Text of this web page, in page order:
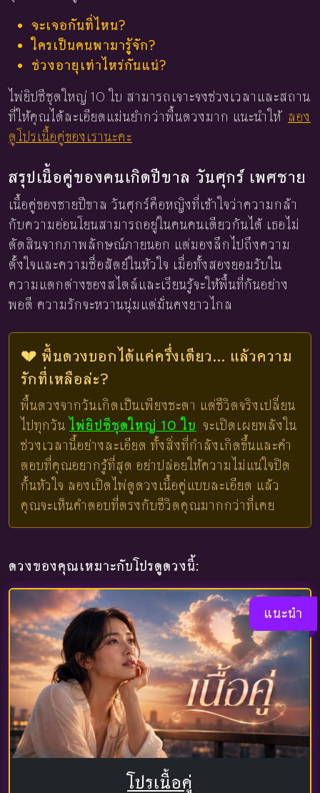
จะเจอกันที่ไหน?
ใครเป็นคนพามารู้จัก?
ช่วงอายุเท่าไหร่กันแน่?
ไพ่ยิปซีชุดใหญ่ 10 ใบ สามารถเจาะจงช่วงเวลาและสถาน
ที่ให้คุณได้ละเอียดแม่นยำกว่าพื้นดวงมาก แนะนำให้ ลอง
ดูโปรเนื้อคู่ของเรานะคะ
สรุปเนื้อคู่ของคนเกิดปีขาล วันศุกร์ เพศชาย
เนื้อคู่ของชายปีขาล วันศุกร์คือหญิงที่เข้าใจว่าความกล้า
กับความอ่อนโยนสามารถอยู่ในคนคนเดียวกันได้ เธอไม่
ตัดสินจากภาพลักษณ์ภายนอก แต่มองลึกไปถึงความ
ตั้งใจและความซื่อสัตย์ในหัวใจ เมื่อทั้งสองยอมรับใน
ความแตกต่างของสไตล์และเรียนรู้จะให้พื้นที่กันอย่าง
พอดี ความรักจะหวานนุ่มแต่มั่นคงยาวไกล
💔 พื้นดวงบอกได้แค่ครึ่งเดียว... แล้วความ
รักที่เหลือล่ะ?
พื้นดวงจากวันเกิดเป็นเพียงชะตา แต่ชีวิตจริงเปลี่ยน
ไปทุกวัน ไพ่ยิปซีชุดใหญ่ 10 ใบ จะเปิดเผยพลังใน
ช่วงเวลานี้อย่างละเอียด ทั้งสิ่งที่กำลังเกิดขึ้นและคำ
ตอบที่คุณอยากรู้ที่สุด อย่าปล่อยให้ความไม่แน่ใจปิด
กั้นหัวใจ ลองเปิดไพ่ดูดวงเนื้อคู่แบบละเอียด แล้ว
คุณจะเห็นคำตอบที่ตรงกับชีวิตคุณมากกว่าที่เคย
ดวงของคุณเหมาะกับโปรดูดวงนี้:
แนะนำ
โปรเนื้อคู่